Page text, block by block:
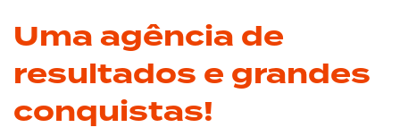
Uma agência de
resultados e grandes
conquistas!